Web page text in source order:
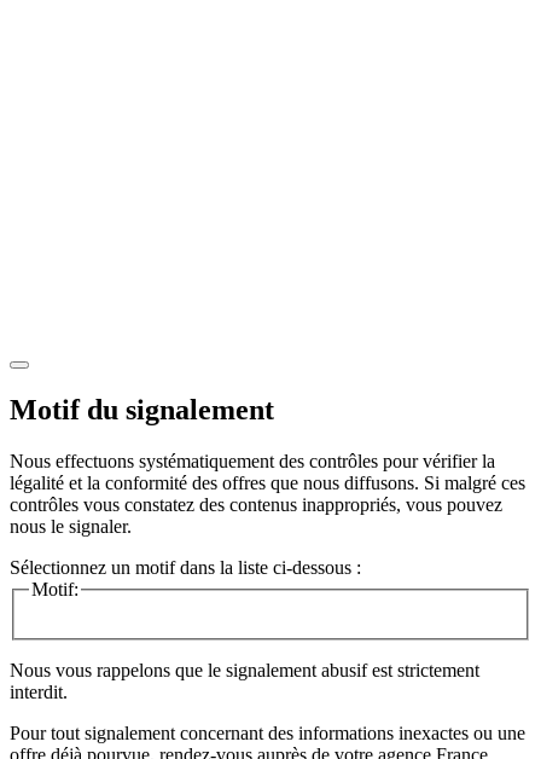
Motif du signalement
Nous effectuons systématiquement des contrôles pour vérifier la
légalité et la conformité des offres que nous diffusons. Si malgré ces
contrôles vous constatez des contenus inappropriés, vous pouvez
nous le signaler.
Sélectionnez un motif dans la liste ci-dessous :
Motif:
Nous vous rappelons que le signalement abusif est strictement
interdit.
Pour tout signalement concernant des informations inexactes ou une